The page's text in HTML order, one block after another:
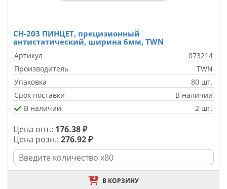
CH-203 ПИНЦЕТ, прецизионный
антистатический, ширина 6мм, TWN
Артикул
073214
Производитель
TWN
Упаковка
80 шт.
Срок поставки
В наличии
В наличии
2 шт.
Цена опт.: 176.38 ₽
Цена розн.: 276.92 ₽
В КОРЗИНУ